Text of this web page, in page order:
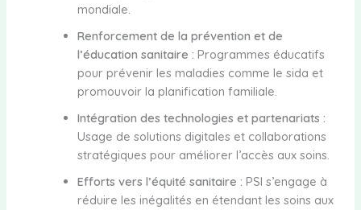
mondiale.
Renforcement de la prévention et de
l’éducation sanitaire : Programmes éducatifs
pour prévenir les maladies comme le sida et
promouvoir la planification familiale.
Intégration des technologies et partenariats :
Usage de solutions digitales et collaborations
stratégiques pour améliorer l’accès aux soins.
Efforts vers l’équité sanitaire : PSI s’engage à
réduire les inégalités en étendant les soins aux